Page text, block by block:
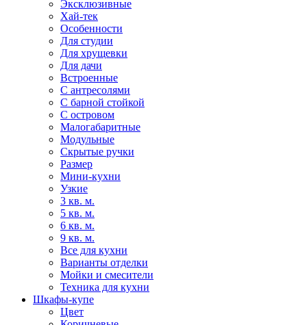
Эксклюзивные
Хай-тек
Особенности
Для студии
Для хрущевки
Для дачи
Встроенные
С антресолями
С барной стойкой
С островом
Малогабаритные
Модульные
Скрытые ручки
Размер
Мини-кухни
Узкие
3 кв. м.
5 кв. м.
6 кв. м.
9 кв. м.
Все для кухни
Варианты отделки
Мойки и смесители
Техника для кухни
Шкафы-купе
Цвет